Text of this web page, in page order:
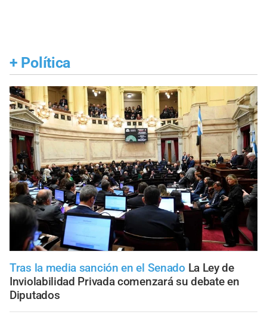
+ Política
Tras la media sanción en el Senado La Ley de
Inviolabilidad Privada comenzará su debate en
Diputados